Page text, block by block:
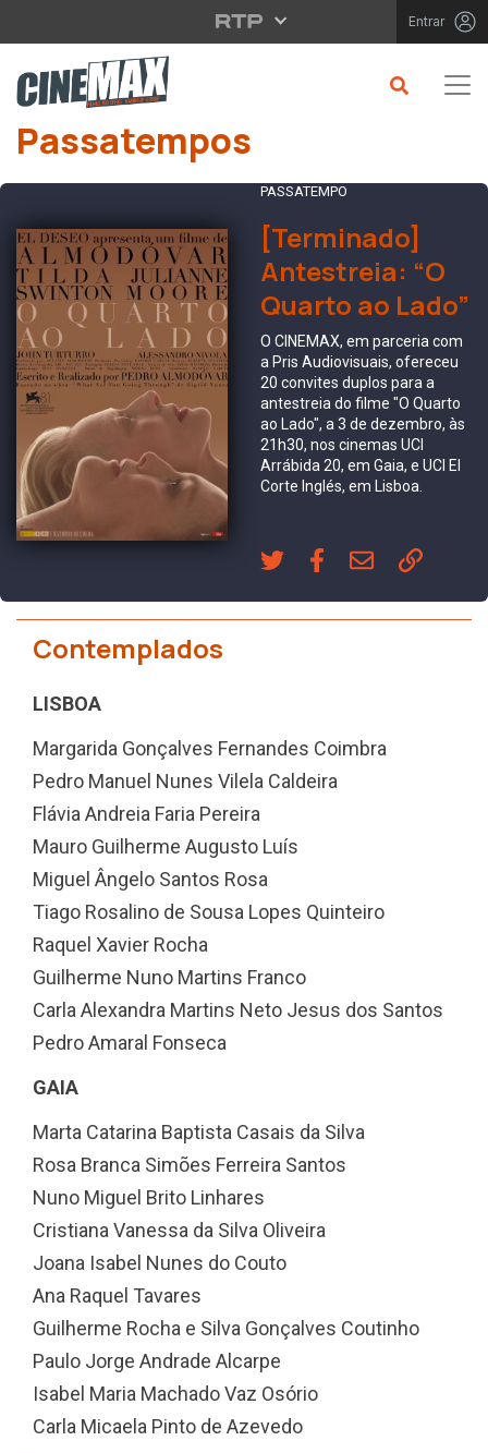
Saltar para o conteúdo principal Entrar
Passatempos
PASSATEMPO
[Terminado]
Antestreia: “O
Quarto ao Lado”
O CINEMAX, em parceria com
a Pris Audiovisuais, ofereceu
20 convites duplos para a
antestreia do filme "O Quarto
ao Lado", a 3 de dezembro, às
21h30, nos cinemas UCI
Arrábida 20, em Gaia, e UCI El
Corte Inglés, em Lisboa.
Contemplados
LISBOA
Margarida Gonçalves Fernandes Coimbra
Pedro Manuel Nunes Vilela Caldeira
Flávia Andreia Faria Pereira
Mauro Guilherme Augusto Luís
Miguel Ângelo Santos Rosa
Tiago Rosalino de Sousa Lopes Quinteiro
Raquel Xavier Rocha
Guilherme Nuno Martins Franco
Carla Alexandra Martins Neto Jesus dos Santos
Pedro Amaral Fonseca
GAIA
Marta Catarina Baptista Casais da Silva
Rosa Branca Simões Ferreira Santos
Nuno Miguel Brito Linhares
Cristiana Vanessa da Silva Oliveira
Joana Isabel Nunes do Couto
Ana Raquel Tavares
Guilherme Rocha e Silva Gonçalves Coutinho
Paulo Jorge Andrade Alcarpe
Isabel Maria Machado Vaz Osório
Carla Micaela Pinto de Azevedo